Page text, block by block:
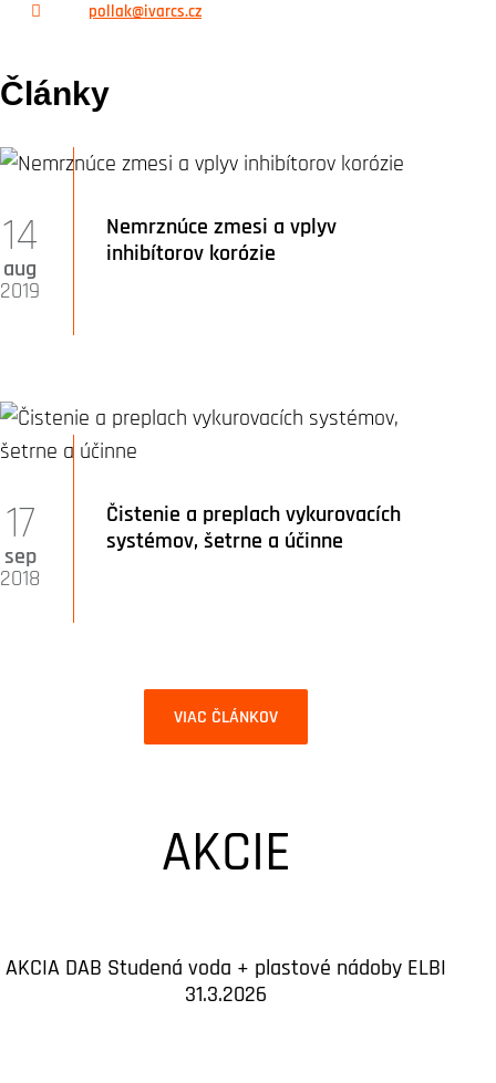
pollak@ivarcs.cz
Články
Nemrznúce zmesi a vplyv
inhibítorov korózie
14
aug
2019
Čistenie a preplach vykurovacích
systémov, šetrne a účinne
17
sep
2018
VIAC ČLÁNKOV
AKCIE
AKCIA DAB Studená voda + plastové nádoby ELBI
31.3.2026